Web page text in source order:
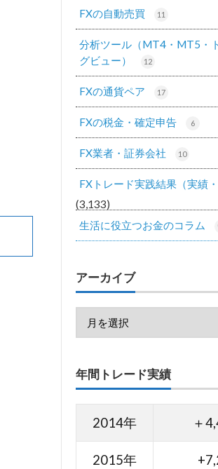
FXの自動売買 11
分析ツール（MT4・MT5・
グビュー）
12
FXの通貨ペア 17
FXの税金・確定申告 6
FX業者・証券会社 10
FXトレード実践結果（実績・
(3,133)
生活に役立つお金のコラム
アーカイブ
年間トレード実績
2014年 ＋
2015年